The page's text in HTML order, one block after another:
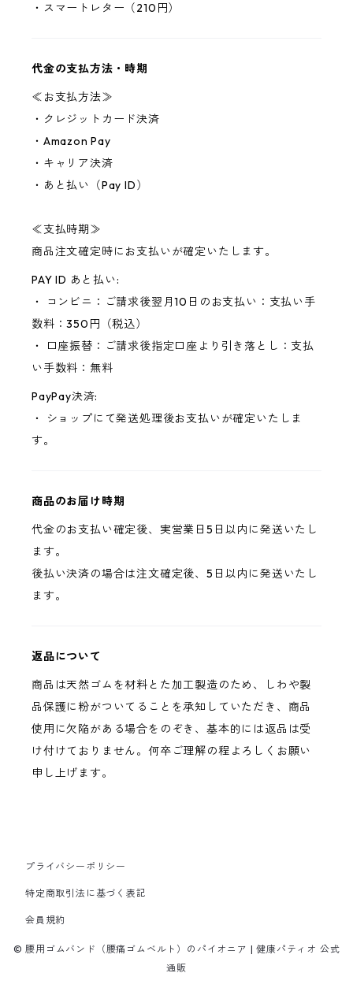
・スマートレター（210円）
代金の支払方法・時期
≪お支払方法≫
・クレジットカード決済
・Amazon Pay
・キャリア決済
・あと払い（Pay ID）
≪支払時期≫
商品注文確定時にお支払いが確定いたします。
PAY ID あと払い:
・ コンビニ：ご請求後翌月10日のお支払い：支払い手
数料：350円（税込）
・ 口座振替：ご請求後指定口座より引き落とし：支払
い手数料：無料
PayPay決済:
・ ショップにて発送処理後お支払いが確定いたしま
す。
商品のお届け時期
代金のお支払い確定後、実営業日5日以内に発送いたし
ます。
後払い決済の場合は注文確定後、5日以内に発送いたし
ます。
返品について
商品は天然ゴムを材料とた加工製造のため、しわや製
品保護に粉がついてることを承知していただき、商品
使用に欠陥がある場合をのぞき、基本的には返品は受
け付けておりません。何卒ご理解の程よろしくお願い
申し上げます。
プライバシーポリシー
特定商取引法に基づく表記
会員規約
© 腰用ゴムバンド（腰痛ゴムベルト）のパイオニア | 健康パティオ 公式
通販